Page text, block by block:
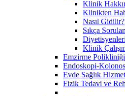
Klinik
Klinikten
Nasıl Gidilir?
Sıkça
Klinik
Emzirme Polikliniği
Endoskopi-
Evde Sağlık
Fizik Tedavi ve